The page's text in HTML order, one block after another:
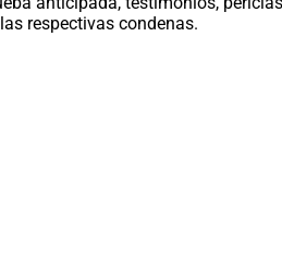
respectivas condenas.